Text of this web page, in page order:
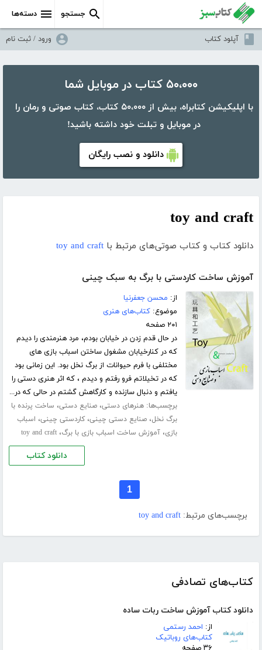
دسته‌ها جستجو
آپلود کتاب ورود / ثبت نام
۵۰،۰۰۰ کتاب در موبایل شما
با اپلیکیشن کتابراه، بیش از ۵۰،۰۰۰ کتاب، کتاب صوتی و رمان را
در موبایل و تبلت خود داشته باشید!
دانلود و نصب رایگان
کتاب‌های تصادفی
دانلود کتاب آموزش ساخت ربات ساده
از: احمد رستمی
کتاب‌های روباتیک
toy and craft
دانلود کتاب و کتاب صوتی‌های مرتبط با toy and craft
آموزش ساخت کاردستی با برگ به سبک چینی
از: محسن جعفرنیا
موضوع:کتاب‌های هنری
۲۰۱ صفحه
در حال قدم زدن در خیابان بودم، مرد هنرمندی را دیدم
که در کنارخیابان مشغول ساختن اسباب بازی های
مختلفی با فرم حیوانات از برگ نخل بود. این زمانی بود
که در تخیلاتم فرو رفتم و دیدم ، که اثر هنری دستی را
یافتم و دنبال سازنده و کارگاهش گشتم در حالی که در...
برچسب‌ها:هنرهای دستی،صنایع دستی، ساخت پرنده با
برگ نخل،صنایع دستی چینی،کاردستی چینی، اسباب
بازی،آموزش ساخت اسباب بازی با برگ،toy and craft
دانلود کتاب
1
برچسب‌های مرتبط: toy and craft